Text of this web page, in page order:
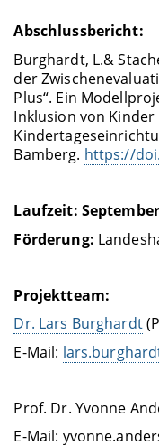
Abschlussbericht:
Burghardt, L.&
der
Plus“. Ein
Inklusion von
Bamberg. https://
Laufzeit:
Förderung:
Projektteam:
Dr. Lars Burghardt
E-Mail:
Prof. Dr. Yvonne
E-Mail: